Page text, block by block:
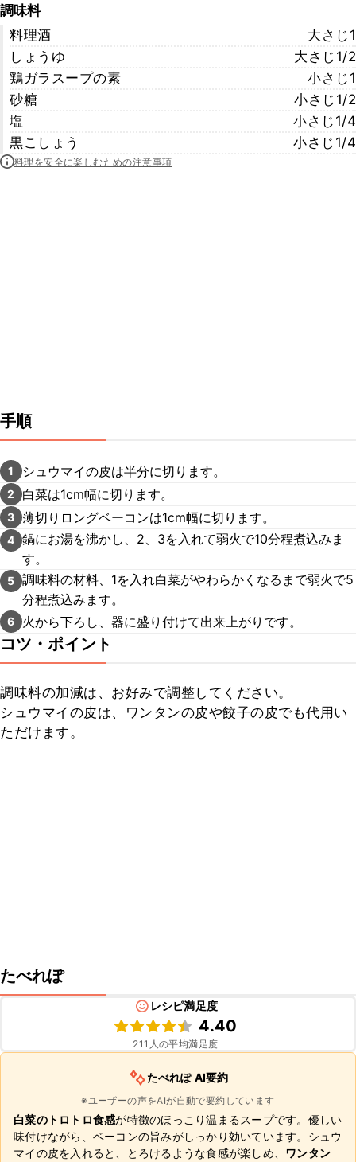
調味料
料理酒
大さじ1
しょうゆ
大さじ1/2
鶏ガラスープの素
小さじ1
砂糖
小さじ1/2
塩
小さじ1/4
黒こしょう
小さじ1/4
料理を安全に楽しむための注意事項
手順
1 シュウマイの皮は半分に切ります。
2 白菜は1cm幅に切ります。
3 薄切りロングベーコンは1cm幅に切ります。
4 鍋にお湯を沸かし、2、3を入れて弱火で10分程煮込みま
す。
5 調味料の材料、1を入れ白菜がやわらかくなるまで弱火で5
分程煮込みます。
6 火から下ろし、器に盛り付けて出来上がりです。
コツ・ポイント
調味料の加減は、お好みで調整してください。
シュウマイの皮は、ワンタンの皮や餃子の皮でも代用い
ただけます。
たべれぽ
レシピ満足度
4.40
211 人の平均満足度
たべれぽ AI要約
※ユーザーの声をAIが自動で要約しています
白菜のトロトロ食感が特徴のほっこり温まるスープです。優しい
味付けながら、ベーコンの旨みがしっかり効いています。シュウ
マイの皮を入れると、とろけるような食感が楽しめ、 ワンタン